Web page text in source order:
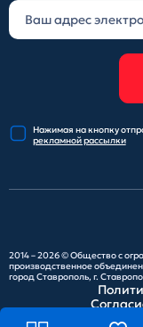
Нажимая на кнопку
рекламной рассылки
2014 – 2026 ©Общество с
производственное
город Ставрополь, г.